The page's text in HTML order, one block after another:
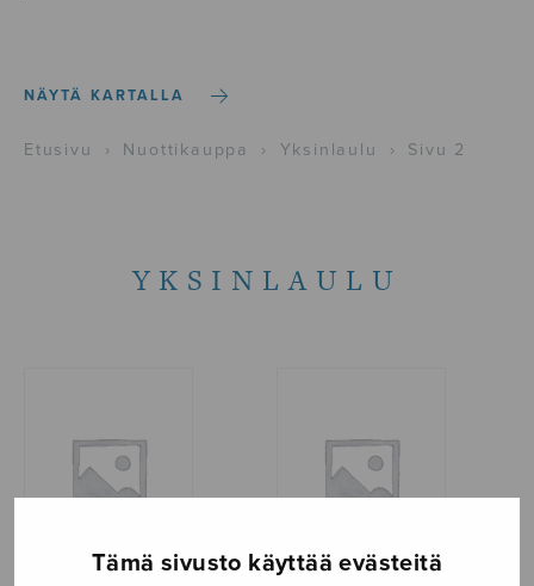
Tämä sivusto käyttää evästeitä
NÄYTÄ KARTALLA
Etusivu › Nuottikauppa › Yksinlaulu › Sivu 2
YKSINLAULU